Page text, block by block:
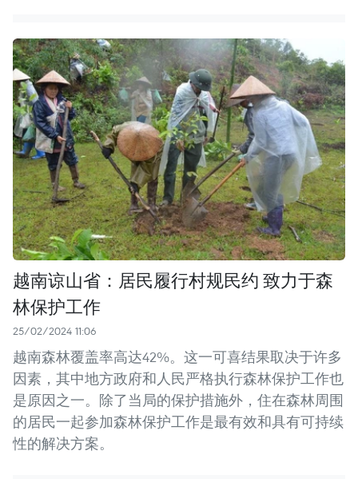
越南谅山省：居民履行村规民约 致力于森
林保护工作
25/02/2024 11:06
越南森林覆盖率高达42%。这一可喜结果取决于许多
因素，其中地方政府和人民严格执行森林保护工作也
是原因之一。除了当局的保护措施外，住在森林周围
的居民一起参加森林保护工作是最有效和具有可持续
性的解决方案。